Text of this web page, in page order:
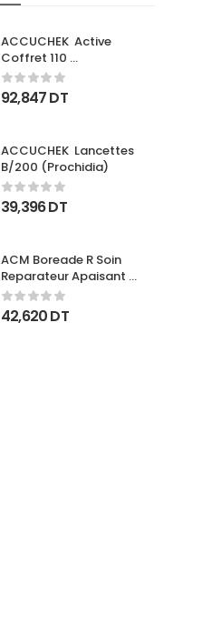
ACCUCHEK  Active
Coffret 110
Bandlettes+Appareil
92,847DT
ACCUCHEK  Lancettes
B/200 (Prochidia)
39,396DT
ACM Boreade R Soin
Reparateur Apaisant
40Ml
42,620DT